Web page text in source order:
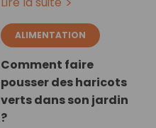
ALIMENTATION
Comment faire
pousser des haricots
verts dans son jardin
?